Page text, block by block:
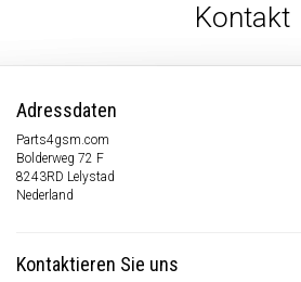
Kontakt
Adressdaten
Parts4gsm.com
Bolderweg 72 F
8243RD Lelystad
Nederland
Kontaktieren Sie uns